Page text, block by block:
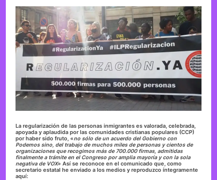
La regularización de las personas inmigrantes es valorada, celebrada,
apoyada y aplaudida por las comunidades cristianas populares (CCP)
por haber sido fruto, «no sólo de un acuerdo del Gobierno con
Podemos sino, del trabajo de muchos miles de personas y cientos de
organizaciones que recogimos más de 700.000 firmas, admitidas
finalmente a trámite en el Congreso por amplia mayoría y con la sola
negativa de VOX» Así se reconoce en el comunicado que, como
secretario estatal he enviado a los medios y reproduzco íntegramente
aquí: